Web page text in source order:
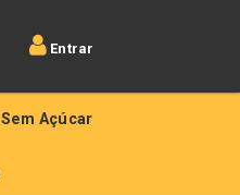
Entrar
Sem Açúcar